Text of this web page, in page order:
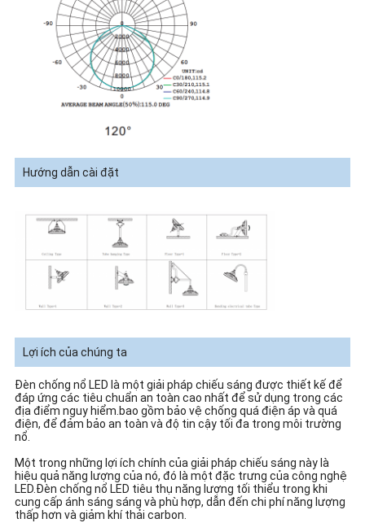
Hướng dẫn cài đặt
Lợi ích của chúng ta
Đèn chống nổ LED là một giải pháp chiếu sáng được thiết kế để
đáp ứng các tiêu chuẩn an toàn cao nhất để sử dụng trong các
địa điểm nguy hiểm.bao gồm bảo vệ chống quá điện áp và quá
điện, để đảm bảo an toàn và độ tin cậy tối đa trong môi trường
nổ.
Một trong những lợi ích chính của giải pháp chiếu sáng này là
hiệu quả năng lượng của nó, đó là một đặc trưng của công nghệ
LED.Đèn chống nổ LED tiêu thụ năng lượng tối thiểu trong khi
cung cấp ánh sáng sáng và phù hợp, dẫn đến chi phí năng lượng
thấp hơn và giảm khí thải carbon.